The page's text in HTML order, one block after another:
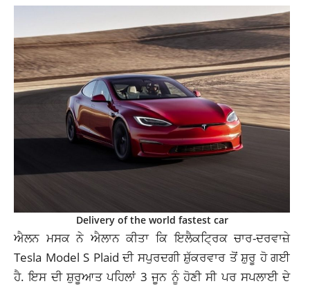
Delivery of the world fastest car
ਐਲਨ ਮਸਕ ਨੇ ਐਲਾਨ ਕੀਤਾ ਕਿ ਇਲੈਕਟ੍ਰਿਕ ਚਾਰ-ਦਰਵਾਜ਼ੇ
Tesla Model S Plaid ਦੀ ਸਪੁਰਦਗੀ ਸ਼ੁੱਕਰਵਾਰ ਤੋਂ ਸ਼ੁਰੂ ਹੋ ਗਈ
ਹੈ. ਇਸ ਦੀ ਸ਼ੁਰੂਆਤ ਪਹਿਲਾਂ 3 ਜੂਨ ਨੂੰ ਹੋਣੀ ਸੀ ਪਰ ਸਪਲਾਈ ਦੇ